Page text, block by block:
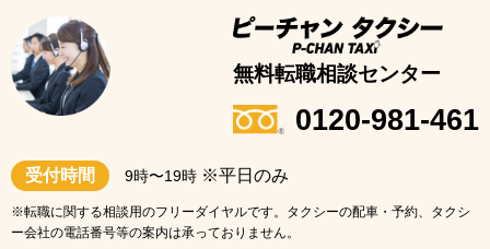
無料転職相談センター
0120-981-461
受付時間 9時〜19時 ※平日のみ
※転職に関する相談用のフリーダイヤルです。タクシーの配車・予約、タクシ
ー会社の電話番号等の案内は承っておりません。